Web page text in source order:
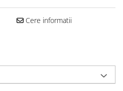
Cere informatii